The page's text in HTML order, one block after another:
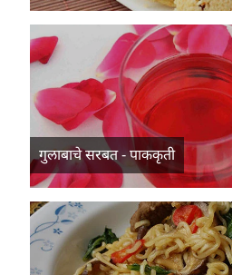
गुलाबाचे सरबत - पाककृती